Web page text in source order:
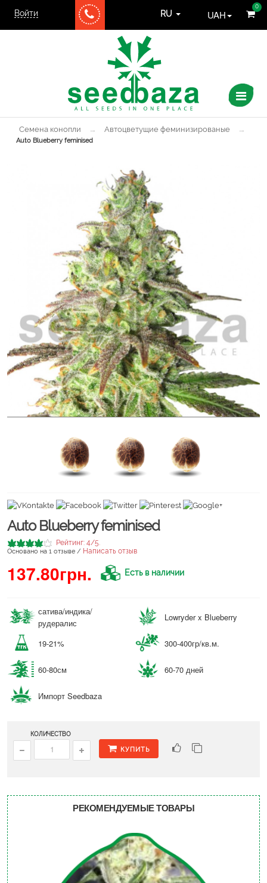
Войти
0
RU UAH
Семена конопли → Автоцветущие феминизированые →
Auto Blueberry feminised
Auto Blueberry feminised
Рейтинг: 4/5.
Основано на 1 отзыве / Написать отзыв
137.80грн. Есть в наличии
сатива/индика/
рудералис
Lowryder x Blueberry
19-21% 300-400гр/кв.м.
60-80см 60-70 дней
Импорт Seedbaza
КОЛИЧЕСТВО
КУПИТЬ
РЕКОМЕНДУЕМЫЕ ТОВАРЫ